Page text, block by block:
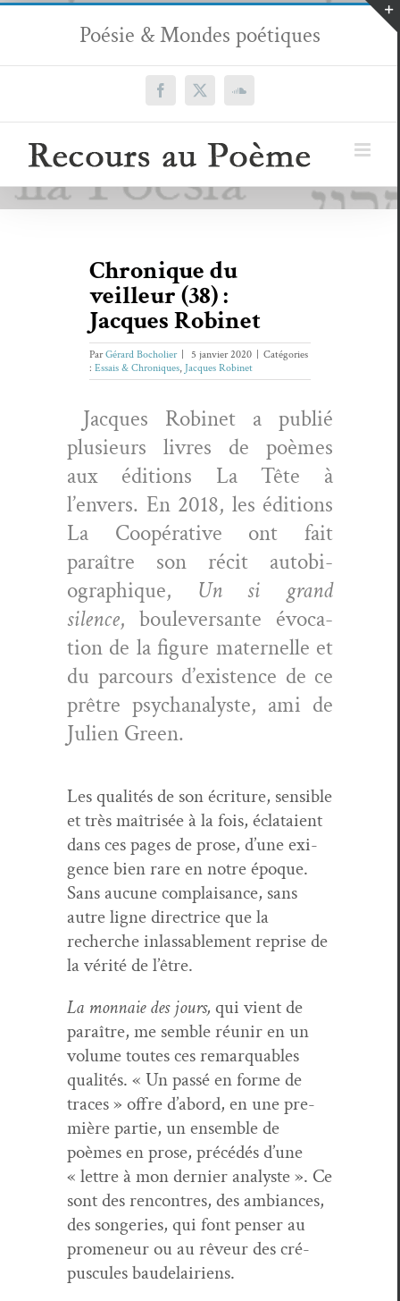
Passer
contenu
Poésie & Mondes poétiques
Facebook
X SoundCloud
Chronique du
veilleur (38) :
Jacques Robinet
ParGérard Bocholier 5 janvier 2020
Catégories
: Essais & Chroniques, Jacques Robinet
Jacques Robi­net a pub­lié
plusieurs livres de poèmes
aux édi­tions La Tête à
l’envers. En 2018, les édi­tions
La Coopéra­tive ont fait
paraître son réc­it auto­bi­
ographique, Un si grand
silence, boulever­sante évo­ca­
tion de la fig­ure mater­nelle et
du par­cours d’existence de ce
prêtre psy­ch­an­a­lyste, ami de
Julien Green.
Les qual­ités de son écri­t­ure, sen­si­ble
et très maîtrisée à la fois, éclataient
dans ces pages de prose, d’une exi­
gence bien rare en notre époque.
Sans aucune com­plai­sance, sans
autre ligne direc­trice que la
recherche inlass­able­ment reprise de
la vérité de l’être.
La mon­naie des jours, qui vient de
paraître, me sem­ble réu­nir en un
vol­ume toutes ces remar­quables
qual­ités. « Un passé en forme de
traces » offre d’abord, en une pre­
mière par­tie, un ensem­ble de
poèmes en prose, précédés d’une
« let­tre à mon dernier ana­lyste ». Ce
sont des ren­con­tres, des ambiances,
des songeries, qui font penser au
promeneur ou au rêveur des cré­
pus­cules baudelairiens.